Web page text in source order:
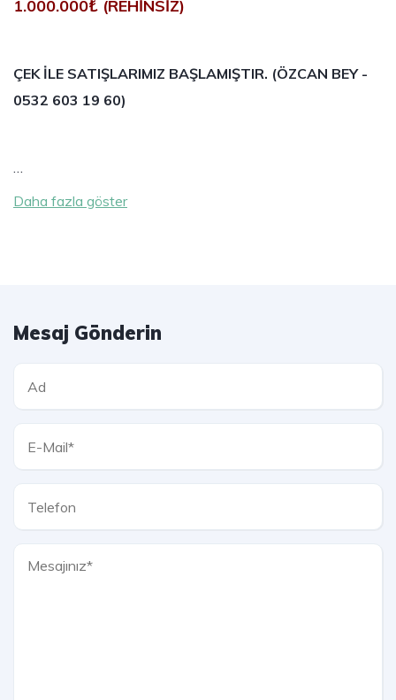
1.000.000₺ (REHİNSİZ)
ÇEK İLE SATIŞLARIMIZ BAŞLAMIŞTIR. (ÖZCAN BEY -
0532 603 19 60)
…
Daha fazla göster
Mesaj Gönderin